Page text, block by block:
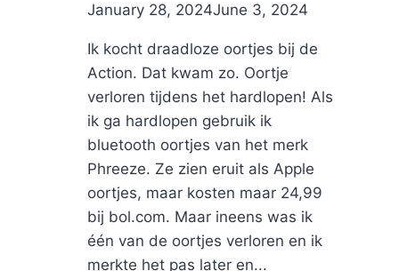
ByNicole
January 28, 2024June 3, 2024
Ik kocht draadloze oortjes bij de
Action. Dat kwam zo. Oortje
verloren tijdens het hardlopen! Als
ik ga hardlopen gebruik ik
bluetooth oortjes van het merk
Phreeze. Ze zien eruit als Apple
oortjes, maar kosten maar 24,99
bij bol.com. Maar ineens was ik
één van de oortjes verloren en ik
merkte het pas later en...